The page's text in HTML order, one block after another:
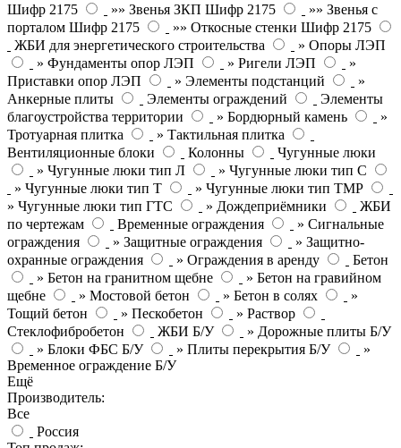
Шифр 2175
»» Звенья ЗКП Шифр 2175
»» Звенья с
порталом Шифр 2175
»» Откосные стенки Шифр 2175
ЖБИ для энергетического строительства
» Опоры ЛЭП
» Фундаменты опор ЛЭП
» Ригели ЛЭП
»
Приставки опор ЛЭП
» Элементы подстанций
»
Анкерные плиты
Элементы ограждений
Элементы
благоустройства территории
» Бордюрный камень
»
Тротуарная плитка
» Тактильная плитка
Вентиляционные блоки
Колонны
Чугунные люки
» Чугунные люки тип Л
» Чугунные люки тип С
» Чугунные люки тип Т
» Чугунные люки тип ТМР
» Чугунные люки тип ГТС
» Дождеприёмники
ЖБИ
по чертежам
Временные ограждения
» Сигнальные
ограждения
» Защитные ограждения
» Защитно-
охранные ограждения
» Ограждения в аренду
Бетон
» Бетон на гранитном щебне
» Бетон на гравийном
щебне
» Мостовой бетон » Бетон в солях
»
Тощий бетон
» Пескобетон
» Раствор
Стеклофибробетон
ЖБИ Б/У
» Дорожные плиты Б/У
» Блоки ФБС Б/У
» Плиты перекрытия Б/У
»
Временное ограждение Б/У
Ещё
Производитель:
Все
Россия